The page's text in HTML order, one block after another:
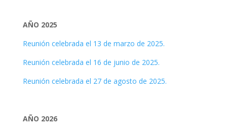
AÑO 2025
Reunión celebrada el 13 de marzo de 2025.
Reunión celebrada el 16 de junio de 2025.
Reunión celebrada el 27 de agosto de 2025.
AÑO 2026